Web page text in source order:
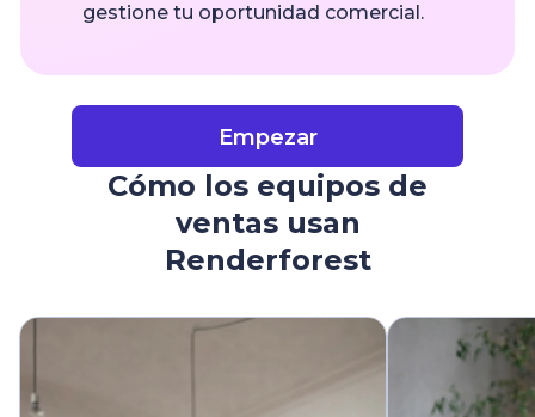
gestione tu oportunidad comercial.
Empezar
Cómo los equipos de
ventas usan
Renderforest